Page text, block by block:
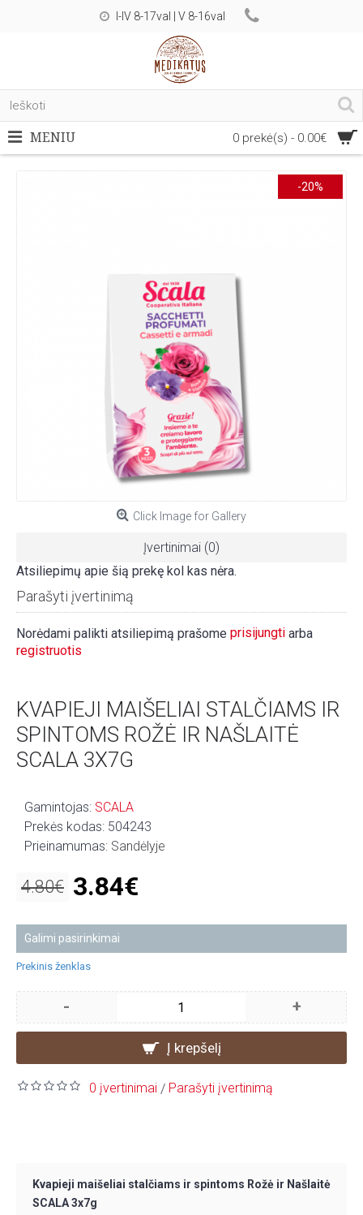
I-IV 8-17val | V 8-16val
0 prekė(s) - 0.00€
MENIU
-20%
Click Image for Gallery
Įvertinimai (0)
Atsiliepimų apie šią prekę kol kas nėra.
Parašyti įvertinimą
Norėdami palikti atsiliepimą prašome prisijungti arba
registruotis
KVAPIEJI MAIŠELIAI STALČIAMS IR
SPINTOMS ROŽĖ IR NAŠLAITĖ
SCALA 3X7G
Gamintojas: SCALA
Prekės kodas: 504243
Prieinamumas: Sandėlyje
4.80€ 3.84€
Galimi pasirinkimai
Prekinis ženklas
- +
Į krepšelį
0 įvertinimai / Parašyti įvertinimą
Kvapieji maišeliai stalčiams ir spintoms Rožė ir Našlaitė
SCALA 3x7g